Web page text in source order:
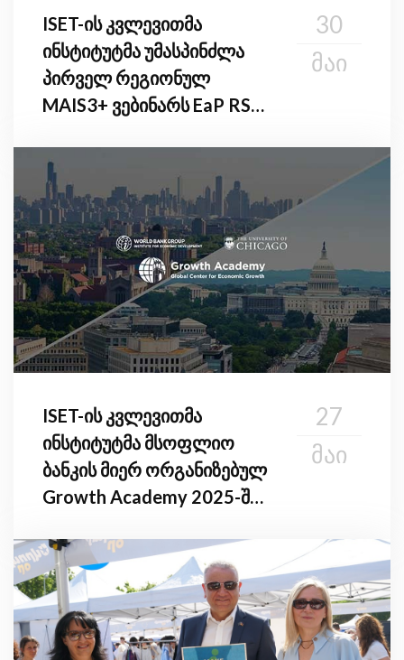
ISET-ის კვლევითმა
ინსტიტუტმა უმასპინძლა
პირველ რეგიონულ
MAIS3+ ვებინარს EaP RSO-
30
ᲛᲐᲘ
ISET-ის კვლევითმა
ინსტიტუტმა მსოფლიო
ბანკის მიერ ორგანიზებულ
Growth Academy 2025-ში
27
ᲛᲐᲘ